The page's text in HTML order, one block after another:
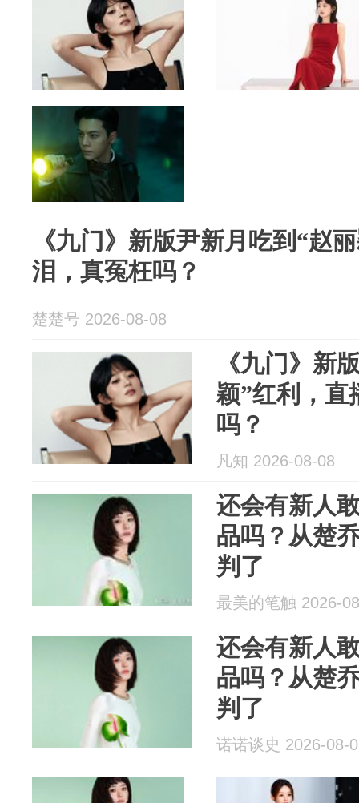
《九门》新版尹新月吃到“赵
泪，真冤枉吗？
楚楚号 2026-08-08
《九门》新
颖”红利，直
吗？
凡知 2026-08-08
还会有新人
品吗？从楚
判了
最美的笔触 2026-
还会有新人
品吗？从楚
判了
诺诺谈史 2026-08-